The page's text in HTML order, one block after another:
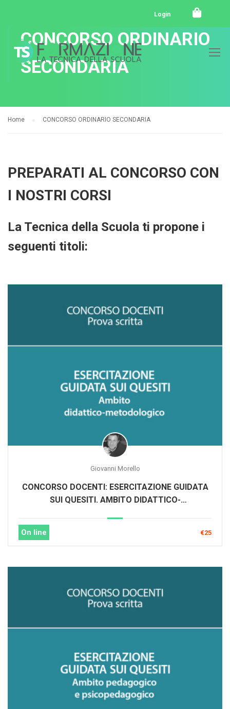
Login
CONCORSO ORDINARIO
SECONDARIA
Home CONCORSO ORDINARIO SECONDARIA
PREPARATI AL CONCORSO CON
I NOSTRI CORSI
La Tecnica della Scuola ti propone i
seguenti titoli:
Giovanni Morello
CONCORSO DOCENTI: ESERCITAZIONE GUIDATA
SUI QUESITI. AMBITO DIDATTICO-
On line €25